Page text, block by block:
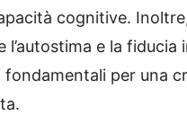
cognitive.
l’autostima e la fiducia
fondamentali per una